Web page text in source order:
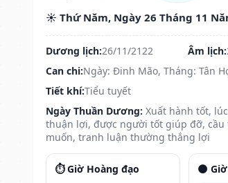
☀️ Thứ Năm, Ngày 26 Tháng 11
Dương lịch:26/11/2122 Âm lịch:
Can chi:Ngày: Đinh Mão, Tháng: Tân
Tiết khí:Tiểu tuyết
Ngày Thuần Dương: Xuất hành tốt,
thuận lợi, được người tốt giúp đỡ, cầu
muốn, tranh luận thường thắng lợi
⏱️ Giờ Hoàng đạo 🌑